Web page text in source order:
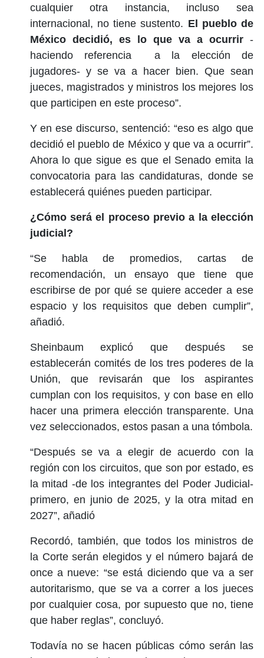
cualquier otra instancia, incluso sea
internacional, no tiene sustento. El pueblo de
México decidió, es lo que va a ocurrir-
haciendo referencia
a la elección de
jugadores- y se va a hacer bien. Que sean
jueces, magistrados y ministros los mejores los
que participen en este proceso”.
Y en ese discurso, sentenció: “eso es algo que
decidió el pueblo de México y que va a ocurrir”.
Ahora lo que sigue es que el Senado emita la
convocatoria para las candidaturas, donde se
establecerá quiénes pueden participar.
¿Cómo será el proceso previo a la elección
judicial?
“Se habla de promedios, cartas de
recomendación, un ensayo que tiene que
escribirse de por qué se quiere acceder a ese
espacio y los requisitos que deben cumplir”,
añadió.
Sheinbaum explicó que después se
establecerán comités de los tres poderes de la
Unión, que revisarán que los aspirantes
cumplan con los requisitos, y con base en ello
hacer una primera elección transparente. Una
vez seleccionados, estos pasan a una tómbola.
“Después se va a elegir de acuerdo con la
región con los circuitos, que son por estado, es
la mitad -de los integrantes del Poder Judicial-
primero, en junio de 2025, y la otra mitad en
2027”, añadió
Recordó, también, que todos los ministros de
la Corte serán elegidos y el número bajará de
once a nueve: “se está diciendo que va a ser
autoritarismo, que se va a correr a los jueces
por cualquier cosa, por supuesto que no, tiene
que haber reglas”, concluyó.
Todavía no se hacen públicas cómo serán las